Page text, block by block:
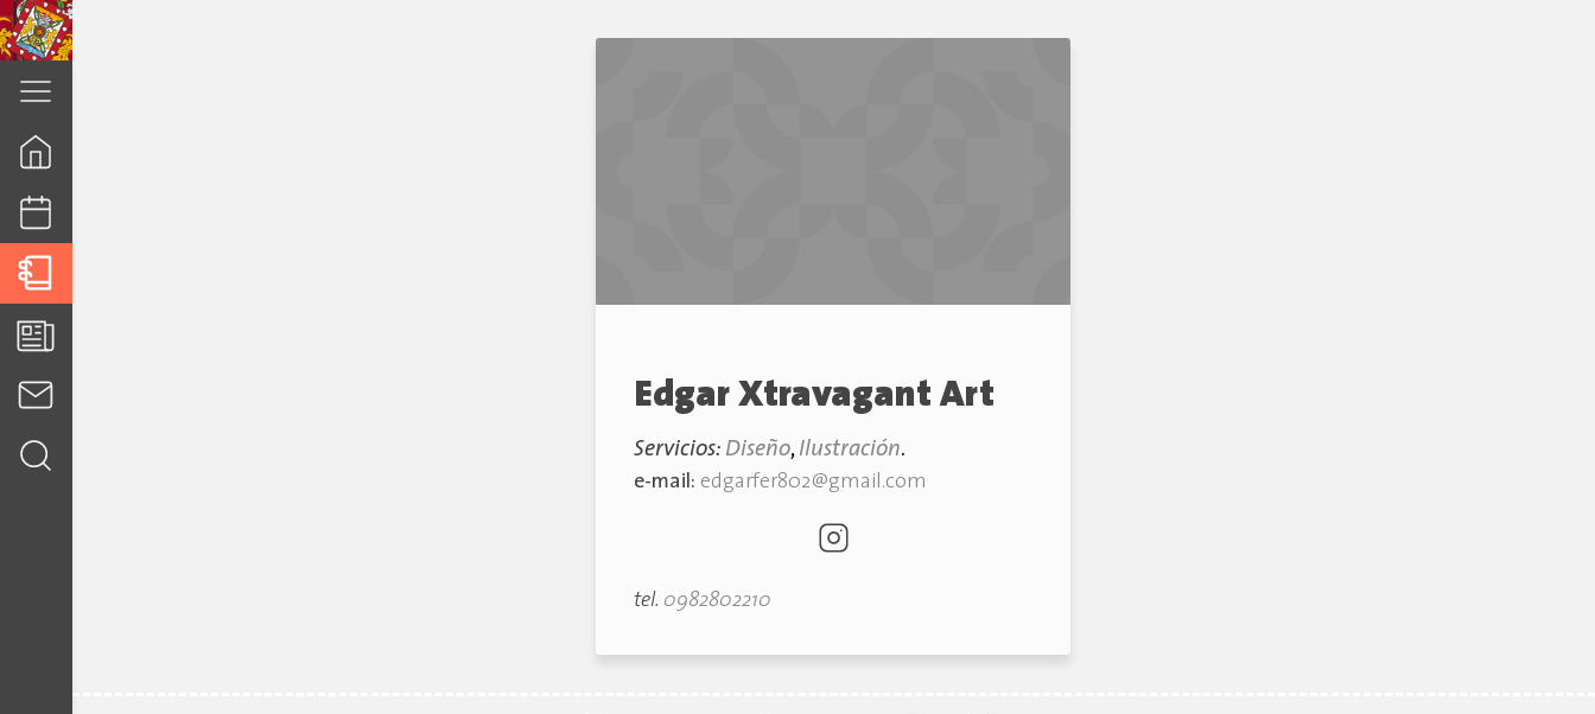
Edgar Xtravagant Art
Servicios: Diseño, Ilustración.
e-mail: edgarfer802@gmail.com
tel. 0982802210